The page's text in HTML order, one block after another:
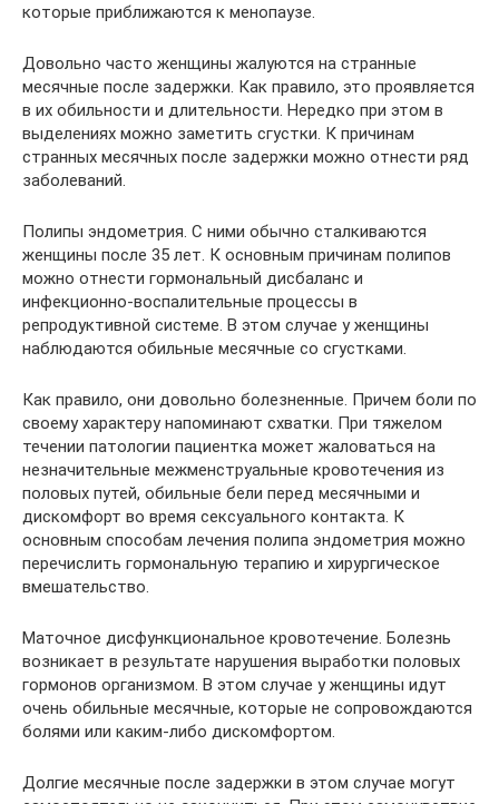
которые приближаются к менопаузе.
Довольно часто женщины жалуются на странные
месячные после задержки. Как правило, это проявляется
в их обильности и длительности. Нередко при этом в
выделениях можно заметить сгустки. К причинам
странных месячных после задержки можно отнести ряд
заболеваний.
Полипы эндометрия. С ними обычно сталкиваются
женщины после 35 лет. К основным причинам полипов
можно отнести гормональный дисбаланс и
инфекционно-воспалительные процессы в
репродуктивной системе. В этом случае у женщины
наблюдаются обильные месячные со сгустками.
Как правило, они довольно болезненные. Причем боли по
своему характеру напоминают схватки. При тяжелом
течении патологии пациентка может жаловаться на
незначительные межменструальные кровотечения из
половых путей, обильные бели перед месячными и
дискомфорт во время сексуального контакта. К
основным способам лечения полипа эндометрия можно
перечислить гормональную терапию и хирургическое
вмешательство.
Маточное дисфункциональное кровотечение. Болезнь
возникает в результате нарушения выработки половых
гормонов организмом. В этом случае у женщины идут
очень обильные месячные, которые не сопровождаются
болями или каким-либо дискомфортом.
Долгие месячные после задержки в этом случае могут